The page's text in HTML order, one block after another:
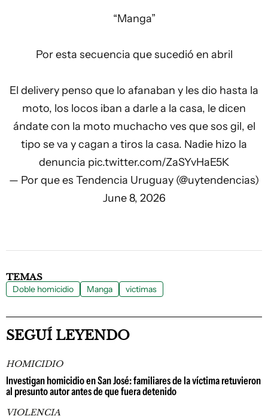
“Manga”
Por esta secuencia que sucedió en abril
El delivery penso que lo afanaban y les dio hasta la
moto, los locos iban a darle a la casa, le dicen
ándate con la moto muchacho ves que sos gil, el
tipo se va y cagan a tiros la casa. Nadie hizo la
denuncia pic.twitter.com/ZaSYvHaE5K
— Por que es Tendencia Uruguay (@uytendencias)
June 8, 2026
TEMAS
Doble homicidio Manga victimas
SEGUÍ LEYENDO
HOMICIDIO
Investigan homicidio en San José: familiares de la víctima retuvieron
al presunto autor antes de que fuera detenido
VIOLENCIA